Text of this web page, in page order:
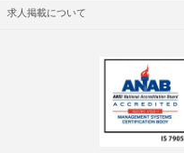
求人掲載について